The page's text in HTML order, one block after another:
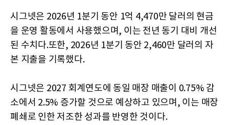
시그넷은 2026년 1분기 동안 1억 4,470만 달러의 현금
을 운영 활동에서 사용했으며, 이는 전년 동기 대비 개선
된 수치다.또한, 2026년 1분기 동안 2,460만 달러의 자
본 지출을 기록했다.
시그넷은 2027 회계연도에 동일 매장 매출이 0.75% 감
소에서 2.5% 증가할 것으로 예상하고 있으며, 이는 매장
폐쇄로 인한 저조한 성과를 반영한 것이다.